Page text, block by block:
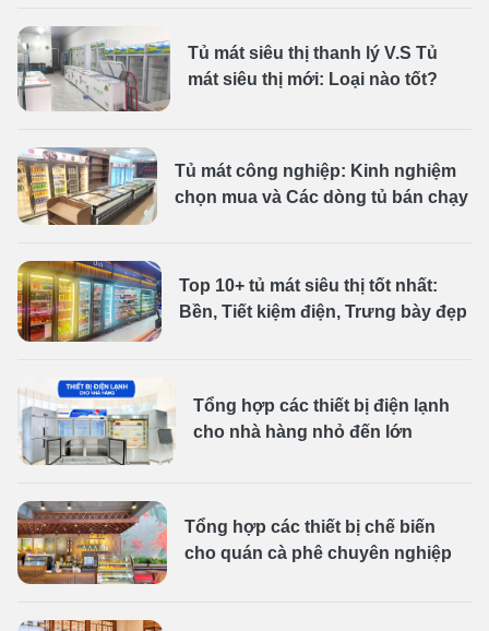
Tủ mát siêu thị thanh lý V.S Tủ
mát siêu thị mới: Loại nào tốt?
Tủ mát công nghiệp: Kinh nghiệm
chọn mua và Các dòng tủ bán chạy
Top 10+ tủ mát siêu thị tốt nhất:
Bền, Tiết kiệm điện, Trưng bày đẹp
Tổng hợp các thiết bị điện lạnh
cho nhà hàng nhỏ đến lớn
Tổng hợp các thiết bị chế biến
cho quán cà phê chuyên nghiệp